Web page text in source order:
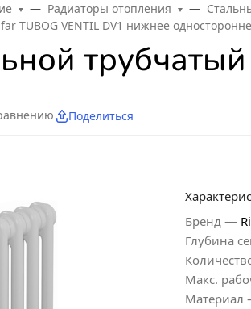
Радиаторы отопления
TUBOG VENTIL DV1 нижнее
Поделиться
Бренд —
Глубина
Макс.
Материал